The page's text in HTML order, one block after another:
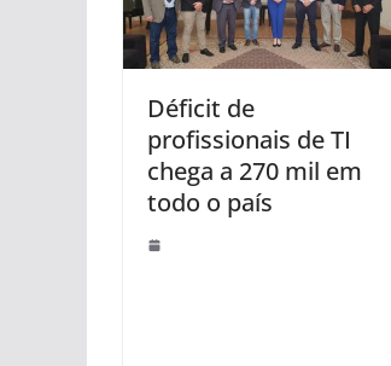
Déficit de
profissionais de TI
chega a 270 mil em
todo o país